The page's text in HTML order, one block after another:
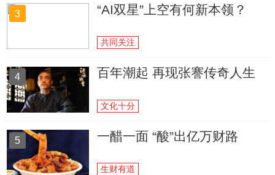
3 “AI双星”上空有何新本领？
共同关注
4 百年潮起 再现张謇传奇人生
文化十分
5 一醋一面 “酸”出亿万财路
生财有道